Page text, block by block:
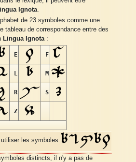
Ignota.
de 23 symboles comme une
tableau de correspondance entre des
Lingua Ignota:
E F
L M
R S
Z
les symboles
distincts, il n'y a pas de